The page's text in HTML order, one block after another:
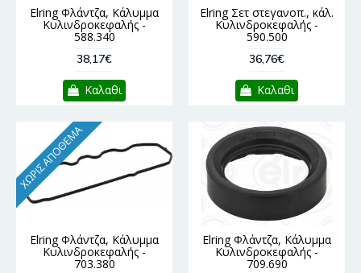
Elring Φλάντζα, Κάλυμμα
Κυλινδροκεφαλής -
588.340
38,17€
Καλαθι
Elring Σετ στεγανοπ., κάλ.
Κυλινδροκεφαλής -
590.500
36,76€
Καλαθι
ΧΩΡΊΣ ΑΠΌΘΕΜΑ
Elring Φλάντζα, Κάλυμμα
Κυλινδροκεφαλής -
703.380
Elring Φλάντζα, Κάλυμμα
Κυλινδροκεφαλής -
709.690